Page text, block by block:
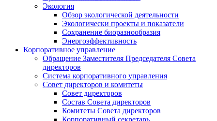
Экология
Обзор экологической деятельности
Экологически проекты и показатели
Сохранение биоразнообразия
Энергоэффективность
Корпоративное управление
Обращение Заместителя Председателя Совета
директоров
Система корпоративного управления
Совет директоров и комитеты
Совет директоров
Состав Совета директоров
Комитеты Совета директоров
Корпоративный секретарь